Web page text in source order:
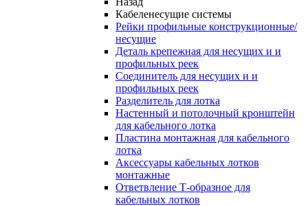
Кабеленесущие системы
Рейки профильные конструкционные/
несущие
Деталь крепежная для несущих и и
профильных реек
Соединитель для несущих и и
профильных реек
Разделитель для лотка
Настенный и потолочный кронштейн
для кабельного лотка
Пластина монтажная для кабельного
лотка
Аксессуары кабельных лотков
монтажные
Ответвление Т-образное для
кабельных лотков